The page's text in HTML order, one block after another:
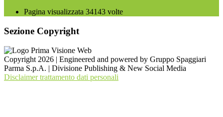
Pagina visualizzata 34143 volte
Sezione Copyright
Copyright 2026 | Engineered and powered by Gruppo Spaggiari
Parma S.p.A. | Divisione Publishing & New Social Media
Disclaimer trattamento dati personali